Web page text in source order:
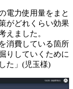
電力使用量をまと
がどれくらい効果
えました。
消費している箇所
りしていくために
た」(児玉様)